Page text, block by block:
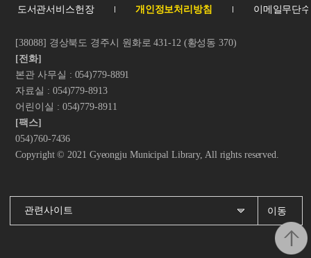
도서관서비스헌장 개인정보처리방침 이메일무단
[38088] 경상북도 경주시 원화로 431-12 (황성동 370)
[전화]
본관 사무실 : 054)779-8891
자료실 : 054)779-8913
어린이실 : 054)779-8911
[팩스]
054)760-7436
Copyright © 2021 Gyeongju Municipal Library, All rights reserved.
이동